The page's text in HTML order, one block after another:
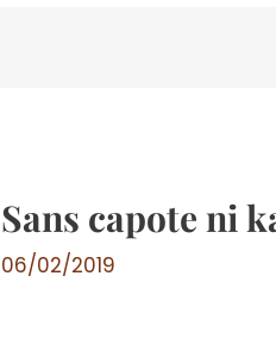
Sans capote ni
06/02/2019